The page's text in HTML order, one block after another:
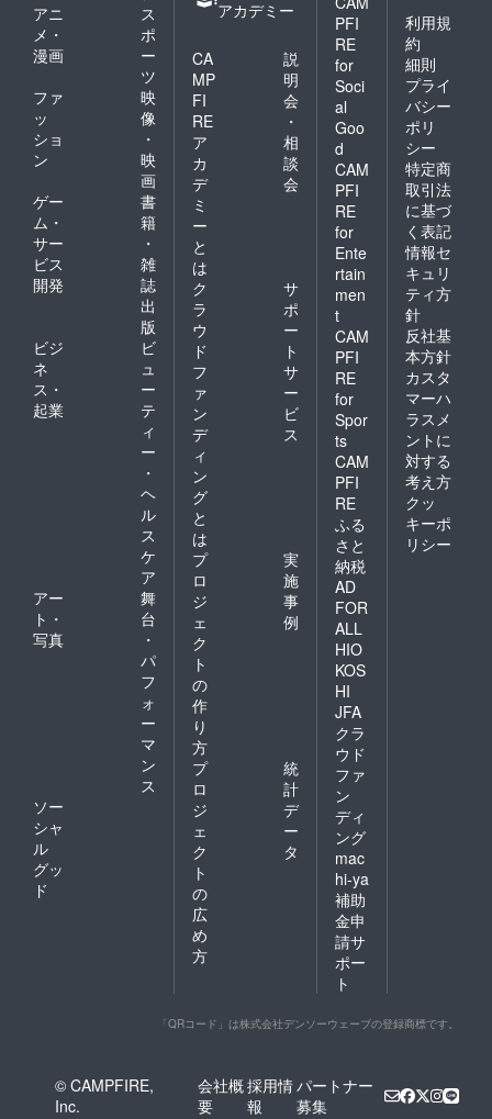
アニ
メ・
漫画
ス
ポ
ー
ツ
ファ
ッ
ショ
ン
映
像
・
映
画
ゲー
ム・
サー
ビス
開発
書
籍
・
雑
誌
出
版
ビジ
ネ
ス・
起業
ビ
ュ
ー
テ
ィ
ー
・
ヘ
ル
ス
ケ
ア
アー
ト・
写真
舞
台
・
パ
フ
ォ
ー
マ
ン
ス
ソー
シャ
ル
グッ
ド
アカデミー
CA
MP
FI
RE
ア
カ
デ
ミ
ー
と
は
説
明
会
・
相
談
会
ク
ラ
ウ
ド
フ
ァ
ン
デ
ィ
ン
グ
と
は
サ
ポ
ー
ト
サ
ー
ビ
ス
プ
ロ
ジ
ェ
ク
ト
の
作
り
方
実
施
事
例
プ
ロ
ジ
ェ
ク
ト
の
広
め
方
統
計
デ
ー
タ
PFI
RE
for
Soci
al
Goo
d
CAM
PFI
RE
for
Ente
rtain
men
t
CAM
PFI
RE
for
Spor
ts
CAM
PFI
RE
ふる
さと
納税
AD
FOR
ALL
HIO
KOS
HI
JFA
クラ
ウド
ファ
ン
ディ
ング
mac
hi-ya
補助
金申
請サ
ポー
ト
利用規
約
細則
プライ
バシー
ポリ
シー
特定商
取引法
に基づ
く表記
情報セ
キュリ
ティ方
針
反社基
本方針
カスタ
マーハ
ラスメ
ントに
対する
考え方
クッ
キーポ
リシー
「QRコード」は株式会社デンソーウェーブの登録商標です。
© CAMPFIRE,
Inc.
会社概
要
採用情
報
パートナー
募集